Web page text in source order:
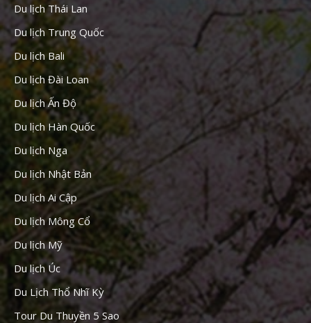
Du lịch Thái Lan
Du lịch Trung Quốc
Du lịch Bali
Du lịch Đài Loan
Du lịch Ấn Độ
Du lịch Hàn Quốc
Du lịch Nga
Du lịch Nhật Bản
Du lịch Ai Cập
Du lịch Mông Cổ
Du lịch Mỹ
Du lịch Úc
Du Lịch Thổ Nhĩ Kỳ
Tour Du Thuyền 5 Sao